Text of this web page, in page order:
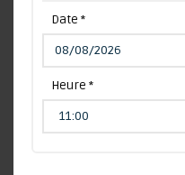
Date *
Heure *